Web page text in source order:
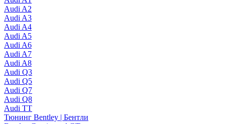
Audi A2
Audi A3
Audi A4
Audi A5
Audi A6
Audi A7
Audi A8
Audi Q3
Audi Q5
Audi Q7
Audi Q8
Audi TT
Тюнинг Bentley | Бентли